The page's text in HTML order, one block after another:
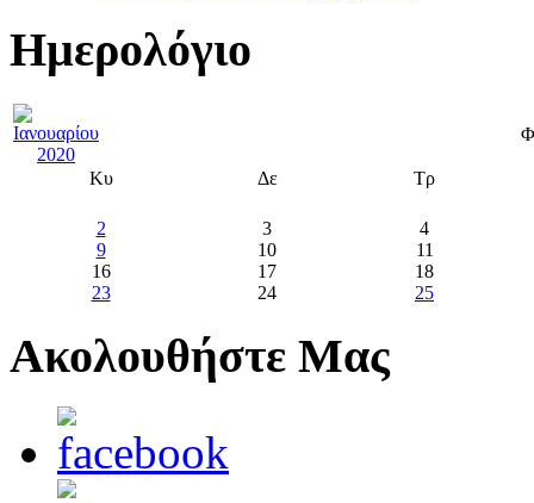
Ημερολόγιο
Κυ Δε Τρ
2 3
4
9
10
11
16
17
18
23
24 25
Ακολουθήστε Μας